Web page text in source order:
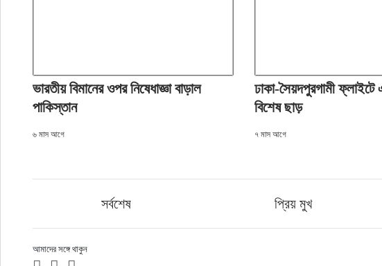
ভারতীয় বিমানের ওপর নিষেধাজ্ঞা বাড়াল
পাকিস্তান
৬ মাস আগে
ঢাকা-সৈয়দপুরগামী ফ্লাইটে
বিশেষ ছাড়
৭ মাস আগে
সর্বশেষ প্রিয় মুখ
আমাদের সঙ্গে থাকুন